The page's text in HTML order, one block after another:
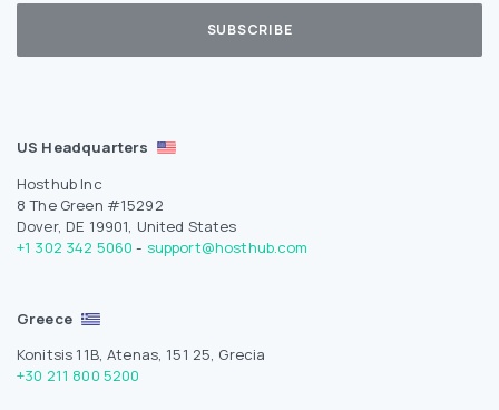
US Headquarters
Hosthub Inc
8 The Green #15292
Dover, DE 19901, United States
+1 302 342 5060 - support@hosthub.com
Greece
Konitsis 11B, Atenas, 151 25, Grecia
+30 211 800 5200